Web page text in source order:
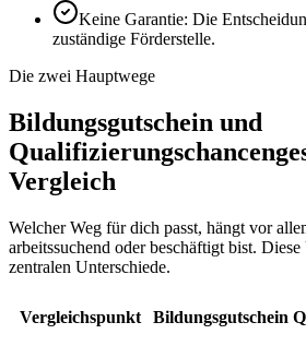
Keine Garantie: Die
zuständige Förderstelle.
Die zwei Hauptwege
Bildungsgutschein und
Vergleich
Welcher Weg für dich passt, hängt vor
arbeitssuchend oder beschäftigt bist.
zentralen Unterschiede.
Vergleichspunkt Bildungsgutschein